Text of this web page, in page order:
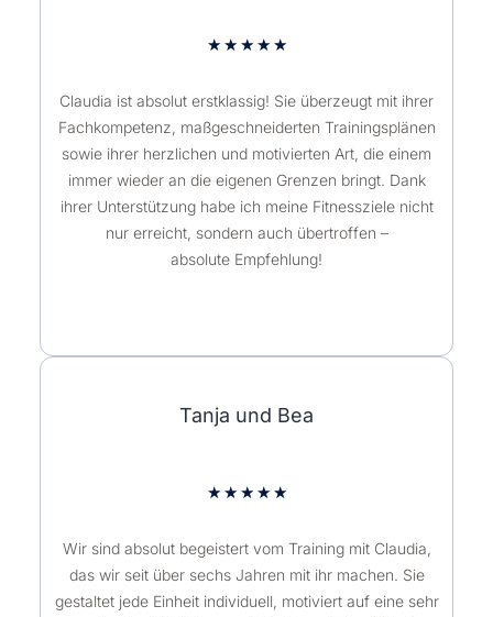
★ ★ ★ ★ ★
Claudia ist absolut erstklassig! Sie überzeugt mit ihrer
Fachkompetenz, maßgeschneiderten Trainingsplänen
sowie ihrer herzlichen und motivierten Art, die einem
immer wieder an die eigenen Grenzen bringt. Dank
ihrer Unterstützung habe ich meine Fitnessziele nicht
nur erreicht, sondern auch übertroffen –
absolute Empfehlung!
Tanja und Bea
★ ★ ★ ★ ★
Wir sind absolut begeistert vom Training mit Claudia,
das wir seit über sechs Jahren mit ihr machen. Sie
gestaltet jede Einheit individuell, motiviert auf eine sehr